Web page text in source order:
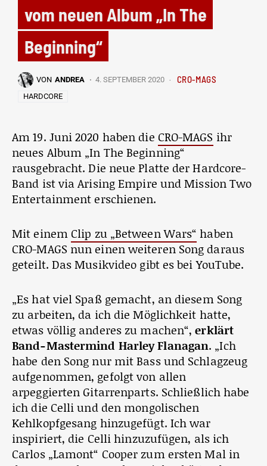
vom neuen Album „In The
Beginning“
VON ANDREA 4. SEPTEMBER 2020 CRO-MAGS
HARDCORE
Am 19. Juni 2020 haben die CRO-MAGS ihr
neues Album „In The Beginning“
rausgebracht. Die neue Platte der Hardcore-
Band ist via Arising Empire und Mission Two
Entertainment erschienen.
Mit einem Clip zu „Between Wars“ haben
CRO-MAGS nun einen weiteren Song daraus
geteilt. Das Musikvideo gibt es bei YouTube.
„Es hat viel Spaß gemacht, an diesem Song
zu arbeiten, da ich die Möglichkeit hatte,
etwas völlig anderes zu machen“,erklärt
Band-Mastermind Harley Flanagan. „Ich
habe den Song nur mit Bass und Schlagzeug
aufgenommen, gefolgt von allen
arpeggierten Gitarrenparts. Schließlich habe
ich die Celli und den mongolischen
Kehlkopfgesang hinzugefügt. Ich war
inspiriert, die Celli hinzuzufügen, als ich
Carlos „Lamont“ Cooper zum ersten Mal in